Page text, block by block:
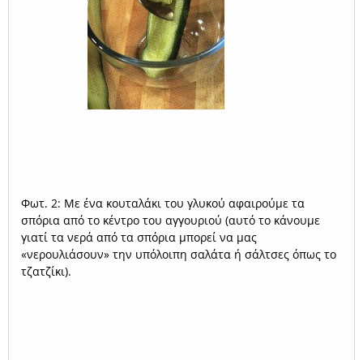
Φωτ. 2: Με ένα κουταλάκι του γλυκού αφαιρούμε τα
σπόρια από το κέντρο του αγγουριού (αυτό το κάνουμε
γιατί τα νερά από τα σπόρια μπορεί να μας
«νερουλιάσουν» την υπόλοιπη σαλάτα ή σάλτσες όπως το
τζατζίκι).